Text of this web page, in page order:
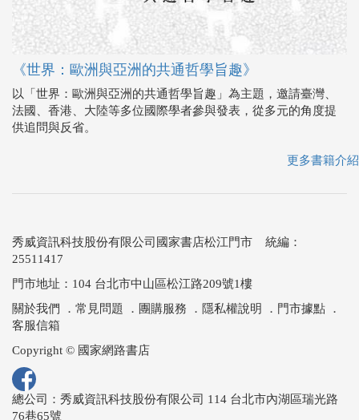
《世界：歐洲與亞洲的共通哲學旨趣》
以「世界：歐洲與亞洲的共通哲學旨趣」為主題，邀請臺灣、
法國、香港、大陸等多位國際學者參與發表，從多元的角度提
供追問與反省。
更多書籍介紹
秀威資訊科技股份有限公司國家書店松江門市 統編：
25511417
門市地址：104 台北市中山區松江路209號1樓
關於我們
． 常見問題 ． 團購服務 ． 隱私權說明 ． 門市據點 ．
客服信箱
Copyright © 國家網路書店
總公司：秀威資訊科技股份有限公司 114 台北市內湖區瑞光路
76巷65號